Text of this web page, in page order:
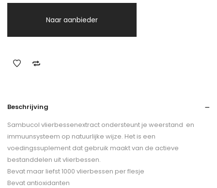
Naar aanbieder
Beschrijving
Sambucol vlierbessenextract ondersteunt je weerstand en
immuunsysteem op natuurlijke wijze. Het is een
voedingssuplement dat gebruik maakt van de actieve
bestanddelen uit vlierbessen.
Bevat maar liefst 1000 vlierbessen per flesje
Bevat antioxidanten